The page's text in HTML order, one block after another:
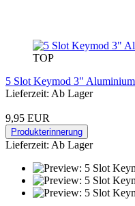
TOP
5 Slot Keymod 3"
Lieferzeit: Ab Lager
9,95 EUR
Produkterinnerung
Lieferzeit: Ab Lager